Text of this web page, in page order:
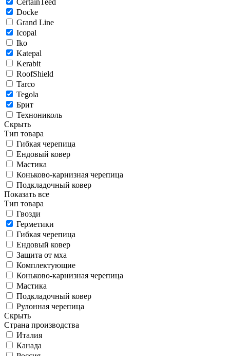
Docke
Grand Line
Icopal
Iko
Katepal
Kerabit
RoofShield
Tarco
Tegola
Брит
Технониколь
Скрыть
Тип товара
Гибкая черепица
Ендовый ковер
Мастика
Коньково-карнизная черепица
Подкладочный ковер
Показать все
Тип товара
Гвозди
Герметики
Гибкая черепица
Ендовый ковер
Защита от мха
Комплектующие
Коньково-карнизная черепица
Мастика
Подкладочный ковер
Рулонная черепица
Скрыть
Страна производства
Италия
Канада